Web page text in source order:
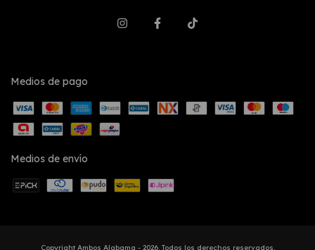
Medios de pago
Medios de envío
Copyright Ambos Alabama - 2026. Todos los derechos reservados.